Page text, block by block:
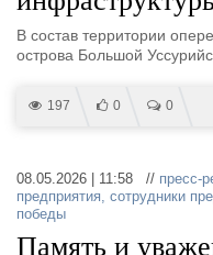
В состав территории
острова Большой
197 0 0
08.05.2026 | 11:58 // пресс-
предприятия, сотрудники
победы
Память и